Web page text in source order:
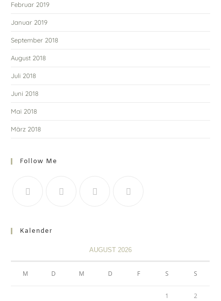
Februar 2019
Januar 2019
September 2018
August 2018
Juli 2018
Juni 2018
Mai 2018
März 2018
Follow Me
Kalender
AUGUST 2026
M D M D F S S
1 2